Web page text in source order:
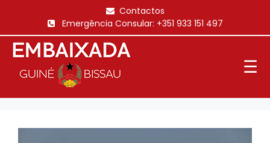
o
conteúdo
Contactos
Emergência Consular: +351 933 151 497
☰